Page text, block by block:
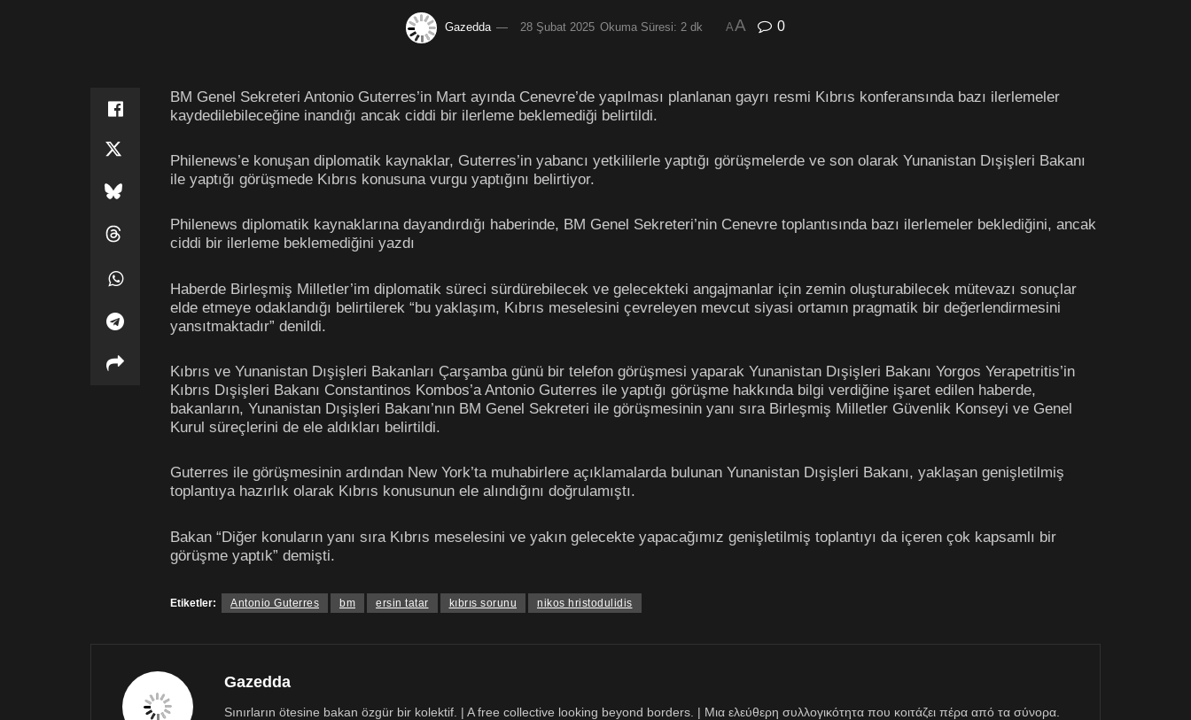
Gazedda 28 Şubat 2025 Okuma Süresi: 2 dk AA 0
BM Genel Sekreteri Antonio Guterres’in Mart ayında Cenevre’de yapılması planlanan gayrı resmi Kıbrıs konferansında bazı ilerlemeler
kaydedilebileceğine inandığı ancak ciddi bir ilerleme beklemediği belirtildi.
Philenews’e konuşan diplomatik kaynaklar, Guterres’in yabancı yetkililerle yaptığı görüşmelerde ve son olarak Yunanistan Dışişleri Bakanı
ile yaptığı görüşmede Kıbrıs konusuna vurgu yaptığını belirtiyor.
Philenews diplomatik kaynaklarına dayandırdığı haberinde, BM Genel Sekreteri’nin Cenevre toplantısında bazı ilerlemeler beklediğini, ancak
ciddi bir ilerleme beklemediğini yazdı
Haberde Birleşmiş Milletler’im diplomatik süreci sürdürebilecek ve gelecekteki angajmanlar için zemin oluşturabilecek mütevazı sonuçlar
elde etmeye odaklandığı belirtilerek “bu yaklaşım, Kıbrıs meselesini çevreleyen mevcut siyasi ortamın pragmatik bir değerlendirmesini
yansıtmaktadır” denildi.
Kıbrıs ve Yunanistan Dışişleri Bakanları Çarşamba günü bir telefon görüşmesi yaparak Yunanistan Dışişleri Bakanı Yorgos Yerapetritis’in
Kıbrıs Dışişleri Bakanı Constantinos Kombos’a Antonio Guterres ile yaptığı görüşme hakkında bilgi verdiğine işaret edilen haberde,
bakanların, Yunanistan Dışişleri Bakanı’nın BM Genel Sekreteri ile görüşmesinin yanı sıra Birleşmiş Milletler Güvenlik Konseyi ve Genel
Kurul süreçlerini de ele aldıkları belirtildi.
Guterres ile görüşmesinin ardından New York’ta muhabirlere açıklamalarda bulunan Yunanistan Dışişleri Bakanı, yaklaşan genişletilmiş
toplantıya hazırlık olarak Kıbrıs konusunun ele alındığını doğrulamıştı.
Bakan “Diğer konuların yanı sıra Kıbrıs meselesini ve yakın gelecekte yapacağımız genişletilmiş toplantıyı da içeren çok kapsamlı bir
görüşme yaptık” demişti.
Etiketler: Antonio Guterres bm ersin tatar kıbrıs sorunu nikos hristodulidis
Gazedda
Sınırların ötesine bakan özgür bir kolektif. | A free collective looking beyond borders. | Μια ελεύθερη συλλογικότητα που κοιτάζει πέρα από τα σύνορα.